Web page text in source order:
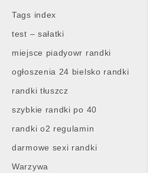
Tags index
test – sałatki
miejsce piadyowr randki
ogłoszenia 24 bielsko randki
randki tłuszcz
szybkie randki po 40
randki o2 regulamin
darmowe sexi randki
Warzywa